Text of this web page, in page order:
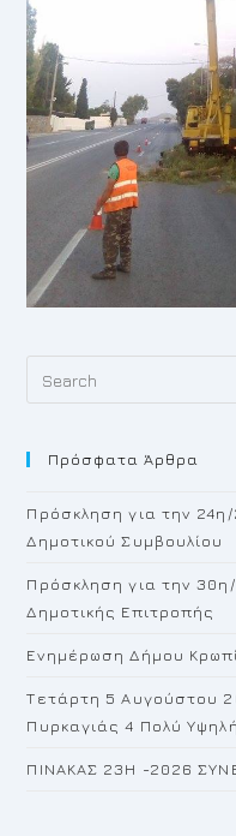
Πρόσφατα Άρθρα
Πρόσκληση για την
Δημοτικού Συμβουλίου
Πρόσκληση για την
Δημοτικής Επιτροπής
Ενημέρωση Δήμου
Τετάρτη 5 Αυγούστου
Πυρκαγιάς 4 Πολύ Υψηλή
ΠΙΝΑΚΑΣ 23H -2026